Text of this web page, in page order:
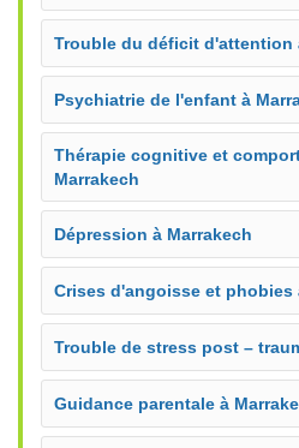
Trouble du déficit d'attention
Psychiatrie de l'enfant à
Thérapie cognitive et
Marrakech
Dépression à Marrakech
Crises d'angoisse et phobies
Trouble de stress post –
Guidance parentale à